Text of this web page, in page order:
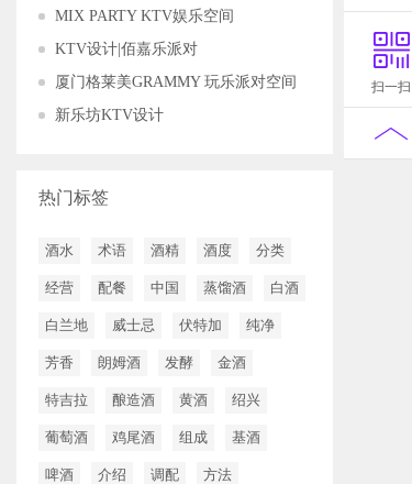
MIX PARTY KTV娱乐空间
KTV设计|佰嘉乐派对
厦门格莱美GRAMMY 玩乐派对空间
新乐坊KTV设计
热门标签
酒水 术语 酒精 酒度 分类
经营 配餐 中国 蒸馏酒 白酒
白兰地 威士忌 伏特加 纯净
芳香 朗姆酒 发酵 金酒
特吉拉 酿造酒 黄酒 绍兴
葡萄酒 鸡尾酒 组成 基酒
啤酒 介绍 调配 方法
扫一扫